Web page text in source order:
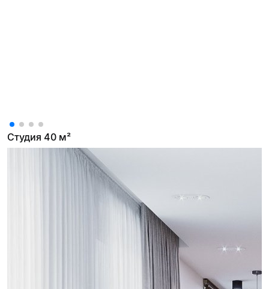
Студия 40 м²